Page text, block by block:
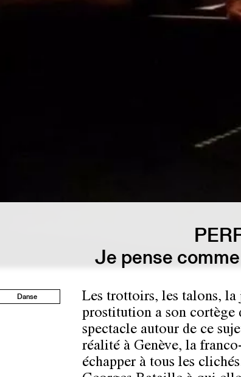
Je pense
Danse
Les trottoirs, les talons, la
prostitution a son cortège
spectacle autour de ce
réalité à Genève, la
échapper à tous les